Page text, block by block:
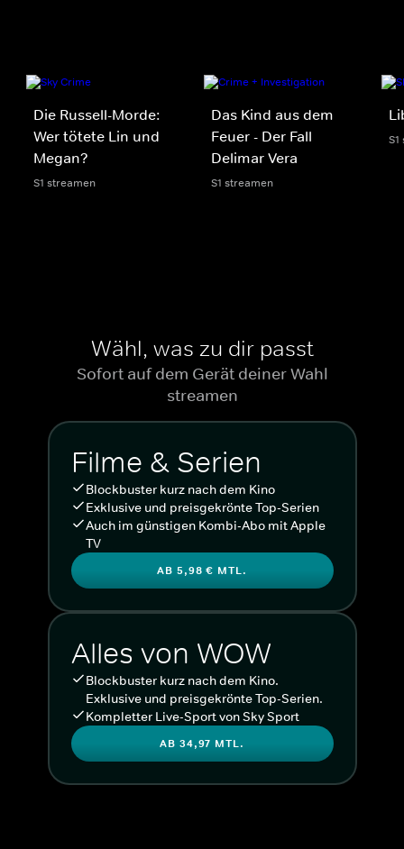
Die Russell-Morde:
Wer tötete Lin und
Megan?
S1 streamen
Das Kind aus dem
Feuer - Der Fall
Delimar Vera
S1 streamen
Wähl, was zu dir passt
Sofort auf dem Gerät deiner Wahl
streamen
Filme & Serien
Blockbuster kurz nach dem Kino
Exklusive und preisgekrönte Top-Serien
Auch im günstigen Kombi-Abo mit Apple
TV
AB 5,98 € MTL.
Alles von WOW
Blockbuster kurz nach dem Kino.
Exklusive und preisgekrönte Top-Serien.
Kompletter Live-Sport von Sky Sport
AB 34,97 MTL.